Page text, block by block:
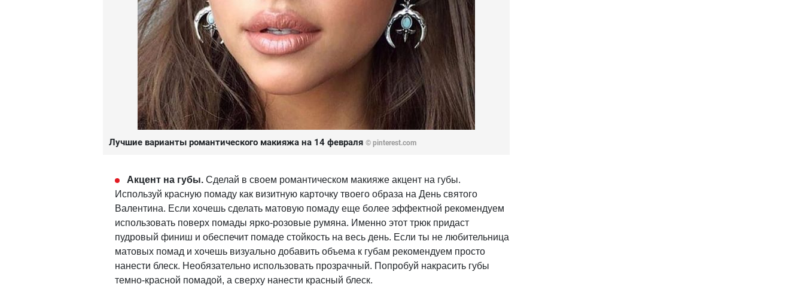
Лучшие варианты романтического макияжа на 14 февраля © pinterest.com
Акцент на губы. Сделай в своем романтическом макияже акцент на губы.
Используй красную помаду как визитную карточку твоего образа на День святого
Валентина. Если хочешь сделать матовую помаду еще более эффектной рекомендуем
использовать поверх помады ярко-розовые румяна. Именно этот трюк придаст
пудровый финиш и обеспечит помаде стойкость на весь день. Если ты не любительница
матовых помад и хочешь визуально добавить объема к губам рекомендуем просто
нанести блеск. Необязательно использовать прозрачный. Попробуй накрасить губы
темно-красной помадой, а сверху нанести красный блеск.